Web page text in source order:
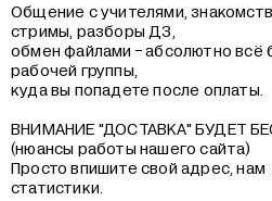
Общение с учителями,
стримы, разборы ДЗ,
обмен файлами - абсолютно всё
рабочей группы,
куда вы попадете после оплаты.
ВНИМАНИЕ "ДОСТАВКА" БУДЕТ
(нюансы работы нашего сайта)
Просто впишите свой адрес,
статистики.